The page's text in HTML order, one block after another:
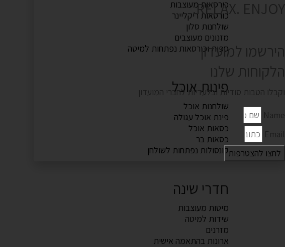
כורסאות מעוצבות
כורסאות ריקליינר
שולחנות סלון
מזנונים מעוצבים
ספות וכורסאות נפתחות למיטה
פינות אוכל
שולחנות אוכל
פינת אוכל עגולה
כסאות אוכל
כסאות בר
קונסולות נפתחות לשולחן
חדרי שינה
מיטות מעוצבות
שידות למיטה
מזרנים
ארונות בהתאמה אישית
RELAX. ENJOY.
הירשמו למועדון
הלקוחות שלנו
וקבלו הטבות סודיות ובלעדיות לחברי המועדון
Name
Email
לחצו להצטרפות